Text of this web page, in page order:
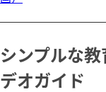
シンプルな
デオガイド